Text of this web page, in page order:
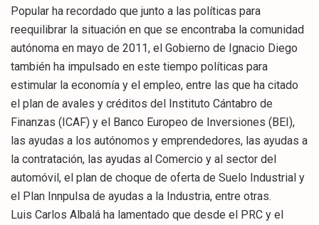
Popular ha recordado que junto a las políticas para
reequilibrar la situación en que se encontraba la comunidad
autónoma en mayo de 2011, el Gobierno de Ignacio Diego
también ha impulsado en este tiempo políticas para
estimular la economía y el empleo, entre las que ha citado
el plan de avales y créditos del Instituto Cántabro de
Finanzas (ICAF) y el Banco Europeo de Inversiones (BEI),
las ayudas a los autónomos y emprendedores, las ayudas a
la contratación, las ayudas al Comercio y al sector del
automóvil, el plan de choque de oferta de Suelo Industrial y
el Plan Innpulsa de ayudas a la Industria, entre otras.
Luis Carlos Albalá ha lamentado que desde el PRC y el